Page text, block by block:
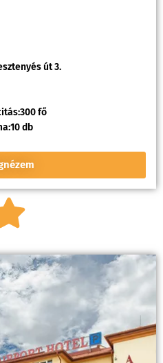
út 3.
300 fő
10 db